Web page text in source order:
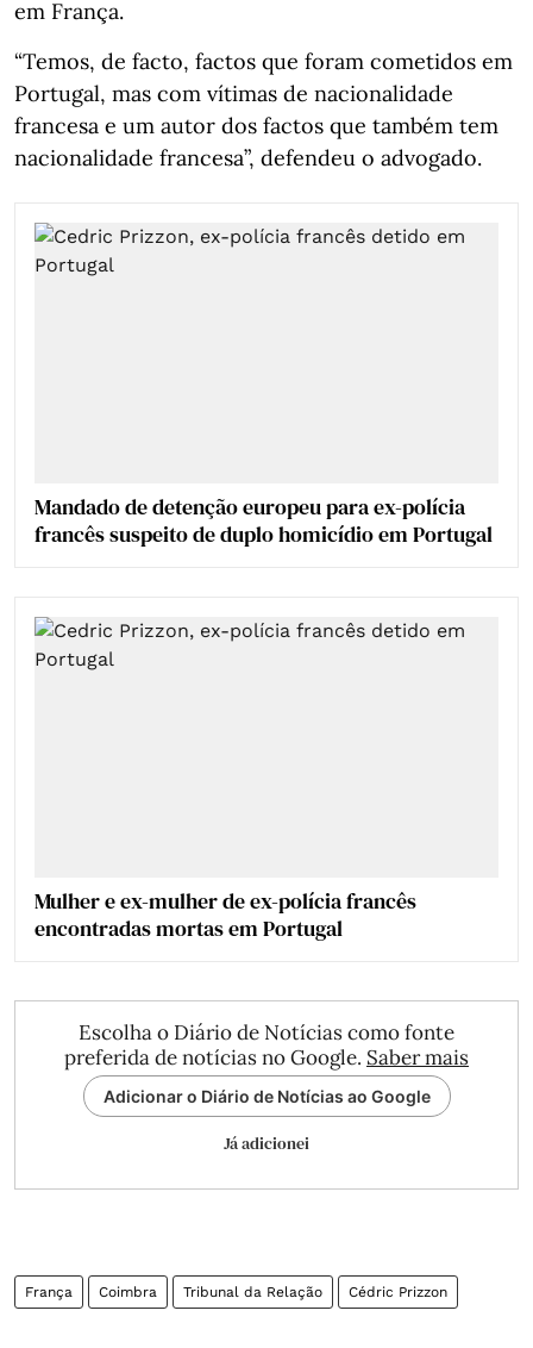
em França.
“Temos, de facto, factos que foram cometidos em
Portugal, mas com vítimas de nacionalidade
francesa e um autor dos factos que também tem
nacionalidade francesa”, defendeu o advogado.
Mandado de detenção europeu para ex-polícia
francês suspeito de duplo homicídio em Portugal
Mulher e ex-mulher de ex-polícia francês
encontradas mortas em Portugal
Escolha o Diário de Notícias como fonte
preferida de notícias no Google. Saber mais
Adicionar o Diário de Notícias ao Google
Já adicionei
França Coimbra Tribunal da Relação Cédric Prizzon